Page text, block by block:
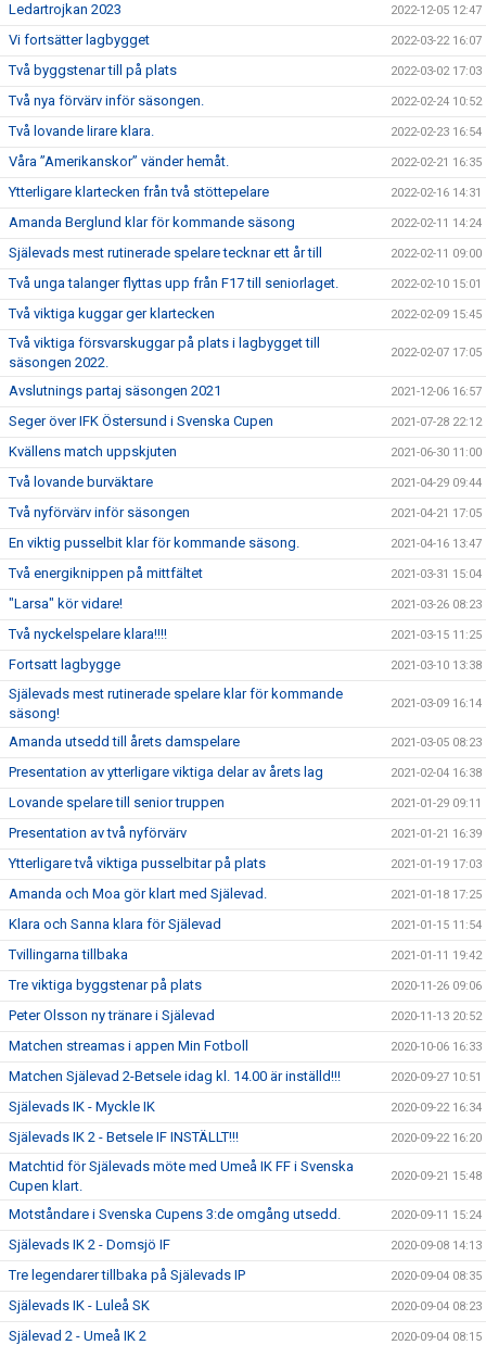
Ledartrojkan 2023 2022-12-05 12:47
Vi fortsätter lagbygget 2022-03-22 16:07
Två byggstenar till på plats 2022-03-02 17:03
Två nya förvärv inför säsongen. 2022-02-24 10:52
Två lovande lirare klara. 2022-02-23 16:54
Våra ”Amerikanskor” vänder hemåt. 2022-02-21 16:35
Ytterligare klartecken från två stöttepelare 2022-02-16 14:31
Amanda Berglund klar för kommande säsong 2022-02-11 14:24
Själevads mest rutinerade spelare tecknar ett år till 2022-02-11 09:00
Två unga talanger flyttas upp från F17 till seniorlaget. 2022-02-10 15:01
Två viktiga kuggar ger klartecken 2022-02-09 15:45
Två viktiga försvarskuggar på plats i lagbygget till
säsongen 2022.
2022-02-07 17:05
Avslutnings partaj säsongen 2021 2021-12-06 16:57
Seger över IFK Östersund i Svenska Cupen 2021-07-28 22:12
Kvällens match uppskjuten 2021-06-30 11:00
Två lovande burväktare 2021-04-29 09:44
Två nyförvärv inför säsongen 2021-04-21 17:05
En viktig pusselbit klar för kommande säsong. 2021-04-16 13:47
Två energiknippen på mittfältet 2021-03-31 15:04
"Larsa" kör vidare! 2021-03-26 08:23
Två nyckelspelare klara!!!! 2021-03-15 11:25
Fortsatt lagbygge 2021-03-10 13:38
Själevads mest rutinerade spelare klar för kommande
säsong!
2021-03-09 16:14
Amanda utsedd till årets damspelare 2021-03-05 08:23
Presentation av ytterligare viktiga delar av årets lag 2021-02-04 16:38
Lovande spelare till senior truppen 2021-01-29 09:11
Presentation av två nyförvärv 2021-01-21 16:39
Ytterligare två viktiga pusselbitar på plats 2021-01-19 17:03
Amanda och Moa gör klart med Själevad. 2021-01-18 17:25
Klara och Sanna klara för Själevad 2021-01-15 11:54
Tvillingarna tillbaka 2021-01-11 19:42
Tre viktiga byggstenar på plats 2020-11-26 09:06
Peter Olsson ny tränare i Själevad 2020-11-13 20:52
Matchen streamas i appen Min Fotboll 2020-10-06 16:33
Matchen Själevad 2-Betsele idag kl. 14.00 är inställd!!! 2020-09-27 10:51
Själevads IK - Myckle IK 2020-09-22 16:34
Själevads IK 2 - Betsele IF INSTÄLLT!!! 2020-09-22 16:20
Matchtid för Själevads möte med Umeå IK FF i Svenska
Cupen klart.
2020-09-21 15:48
Motståndare i Svenska Cupens 3:de omgång utsedd. 2020-09-11 15:24
Själevads IK 2 - Domsjö IF 2020-09-08 14:13
Tre legendarer tillbaka på Själevads IP 2020-09-04 08:35
Själevads IK - Luleå SK 2020-09-04 08:23
Själevad 2 - Umeå IK 2 2020-09-04 08:15